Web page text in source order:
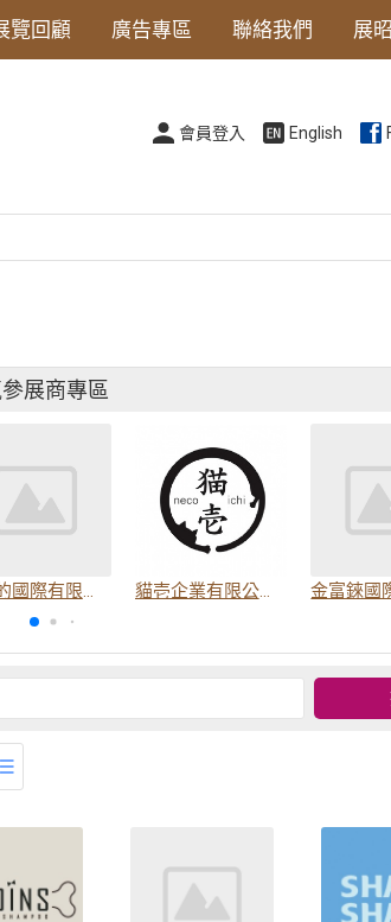
覽回顧 廣告專區 聯絡我們 展
會員登入 English
展商專區
貓說的國際有限公司 貓壱企業有限公司(LOCA)